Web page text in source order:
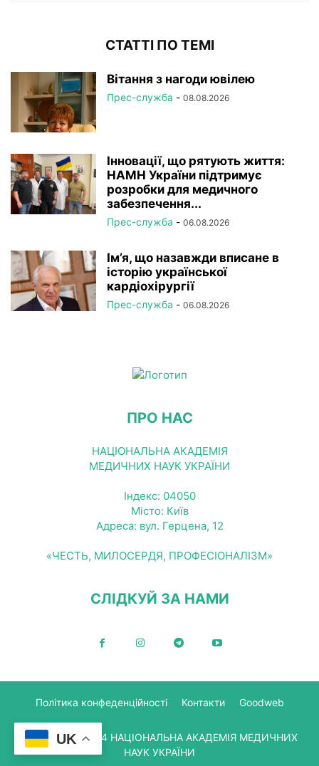
СТАТТІ ПО ТЕМІ
Вітання з нагоди ювілею
Прес-служба - 08.08.2026
Інновації, що рятують життя:
НАМН України підтримує
розробки для медичного
забезпечення...
Прес-служба - 06.08.2026
Ім’я, що назавжди вписане в
історію української
кардіохірургії
Прес-служба - 06.08.2026
ПРО НАС
НАЦІОНАЛЬНА АКАДЕМІЯ
МЕДИЧНИХ НАУК УКРАЇНИ
Індекс: 04050
Місто: Київ
Адреса: вул. Герцена, 12
«ЧЕСТЬ, МИЛОСЕРДЯ, ПРОФЕСІОНАЛІЗМ»
СЛІДКУЙ ЗА НАМИ
Політика конфеденційності Контакти Goodweb
© Copyright 2024 НАЦІОНАЛЬНА АКАДЕМІЯ МЕДИЧНИХ
НАУК УКРАЇНИ
UK